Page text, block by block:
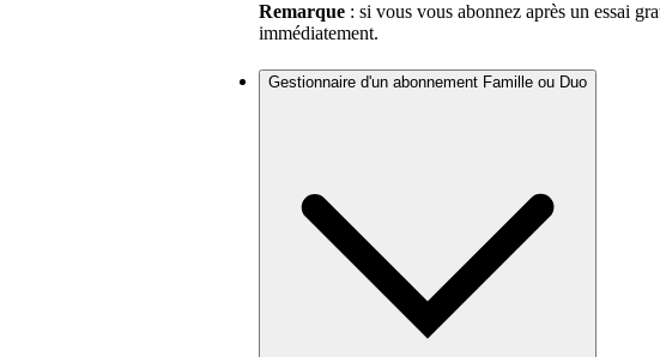
Remarque : si vous vous abonnez après un essai
immédiatement.
Gestionnaire d'un abonnement Famille ou Duo